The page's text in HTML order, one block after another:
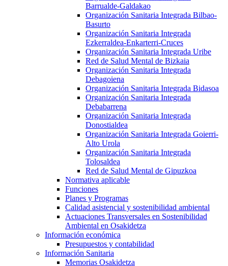
Barrualde-Galdakao
Organización Sanitaria Integrada Bilbao-
Basurto
Organización Sanitaria Integrada
Ezkerraldea-Enkarterri-Cruces
Organización Sanitaria Integrada Uribe
Red de Salud Mental de Bizkaia
Organización Sanitaria Integrada
Debagoiena
Organización Sanitaria Integrada Bidasoa
Organización Sanitaria Integrada
Debabarrena
Organización Sanitaria Integrada
Donostialdea
Organización Sanitaria Integrada Goierri-
Alto Urola
Organización Sanitaria Integrada
Tolosaldea
Red de Salud Mental de Gipuzkoa
Normativa aplicable
Funciones
Planes y Programas
Calidad asistencial y sostenibilidad ambiental
Actuaciones Transversales en Sostenibilidad
Ambiental en Osakidetza
Información económica
Presupuestos y contabilidad
Información Sanitaria
Memorias Osakidetza